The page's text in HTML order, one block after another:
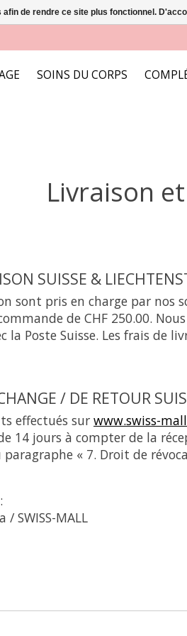
SOINS DU CORPS
Livraison
SUISSE &
sont pris en charge par nos
de CHF 250.00.
la Poste Suisse. Les frais de
/ DE RETOUR
effectués sur www.swiss-
14 jours à compter de la
« 7. Droit de
SWISS-MALL
de rendre ce site plus fonctionnel.